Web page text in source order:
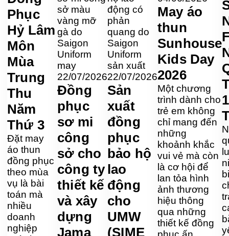
Phục
Hỷ Lâm
Môn
Mùa
Trung
Thu
Năm
Thứ 3
Đặt may
áo thun
đồng phục
theo mùa
vụ là bài
toán mà
nhiều
doanh
nghiệp
22/07/2026
Đồng
phục
sơ mi
công
sở cho
công ty
thiết kế
và xây
dựng
Jama
22/07/2026
Sản
xuất
đồng
phục
bảo hộ
lao
động
cho
UMW
(SIME
May áo
thun
Sunhouse
Kids Day
2026
Một chương
trình dành cho
trẻ em không
chỉ mang đến
những
khoảnh khắc
vui vẻ mà còn
là cơ hội để
lan tỏa hình
ảnh thương
hiệu thông
qua những
thiết kế đồng